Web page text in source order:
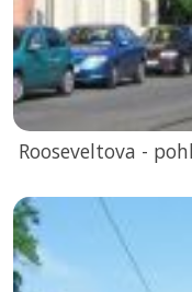
Rooseveltova -